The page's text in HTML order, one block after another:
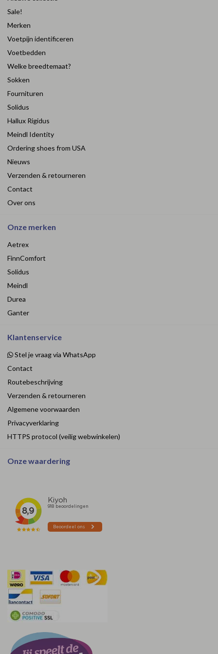
Sale!
Merken
Voetpijn identificeren
Voetbedden
Welke breedtemaat?
Sokken
Fournituren
Solidus
Hallux Rigidus
Meindl Identity
Ordering shoes from USA
Nieuws
Verzenden & retourneren
Contact
Over ons
Onze merken
Aetrex
FinnComfort
Solidus
Meindl
Durea
Ganter
Klantenservice
Stel je vraag via WhatsApp
Contact
Routebeschrijving
Verzenden & retourneren
Algemene voorwaarden
Privacyverklaring
HTTPS protocol (veilig webwinkelen)
Onze waardering